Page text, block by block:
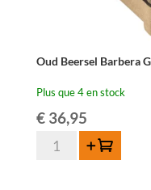
Oud Beersel Barbera
Plus que 4 en stock
€36,95
quantité
Ajouter au panier